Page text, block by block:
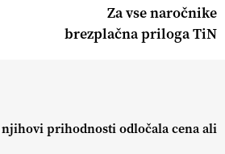
Za vse naročnike
brezplačna priloga TiN
prihodnosti odločala cena ali